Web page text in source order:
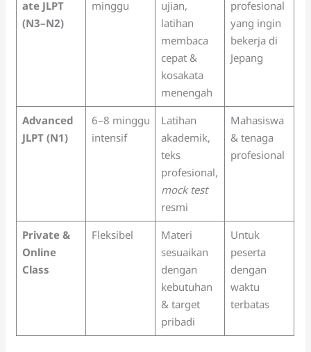
ate JLPT
(N3–N2)
minggu
ujian,
latihan
membaca
cepat &
kosakata
menengah
profesional
yang ingin
bekerja di
Jepang
Advanced
JLPT (N1)
6–8 minggu
intensif
Latihan
akademik,
teks
profesional,
mock test
resmi
Mahasiswa
& tenaga
profesional
Private &
Online
Class
Fleksibel
Materi
sesuaikan
dengan
kebutuhan
& target
pribadi
Untuk
peserta
dengan
waktu
terbatas